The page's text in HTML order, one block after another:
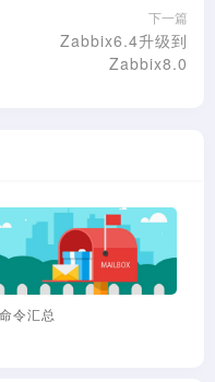
下一篇
Zabbix6.4升级到
Zabbix8.0
令汇总